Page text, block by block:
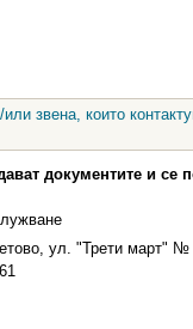
звена, които
документите и се
ул. "Трети март" №